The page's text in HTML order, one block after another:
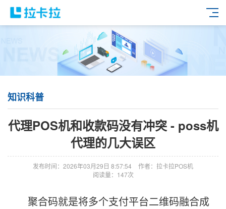
知识科普
代理POS机和收款码没有冲突 - poss机
代理的几大误区
发布时间：2026年03月29日 8:57:54
作者：拉卡拉POS机
阅读量：147次
聚合码就是将多个支付平台二维码融合成